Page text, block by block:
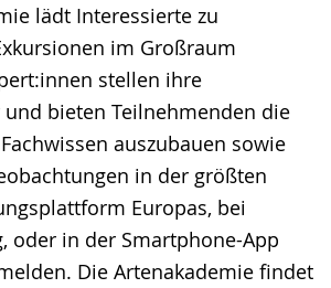
lädt Interessierte zu
im Großraum
stellen ihre
und bieten Teilnehmenden die
auszubauen sowie
in der größten
Europas, bei
oder in der Smartphone-App
Die Artenakademie findet